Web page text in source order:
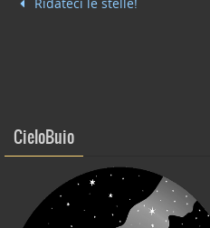
CieloBuio